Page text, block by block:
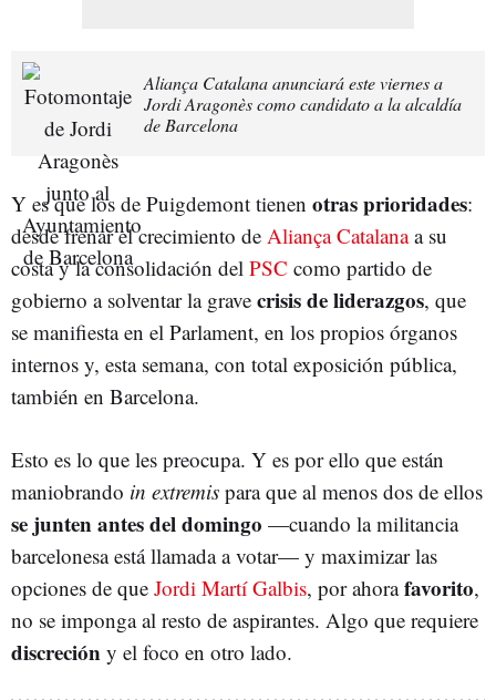
Aliança Catalana anunciará este viernes a
Jordi Aragonès como candidato a la alcaldía
de Barcelona
Y es que los de Puigdemont tienen otras prioridades:
desde frenar el crecimiento de Aliança Catalanaa su
costa y la consolidación del PSC como partido de
gobierno a solventar la grave crisis de liderazgos, que
se manifiesta en el Parlament, en los propios órganos
internos y, esta semana, con total exposición pública,
también en Barcelona.
Esto es lo que les preocupa. Y es por ello que están
maniobrando in extremis para que al menos dos de ellos
se junten antes del domingo —cuando la militancia
barcelonesa está llamada a votar— y maximizar las
opciones de que Jordi Martí Galbis, por ahorafavorito,
no se imponga al resto de aspirantes. Algo que requiere
discreción y el foco en otro lado.